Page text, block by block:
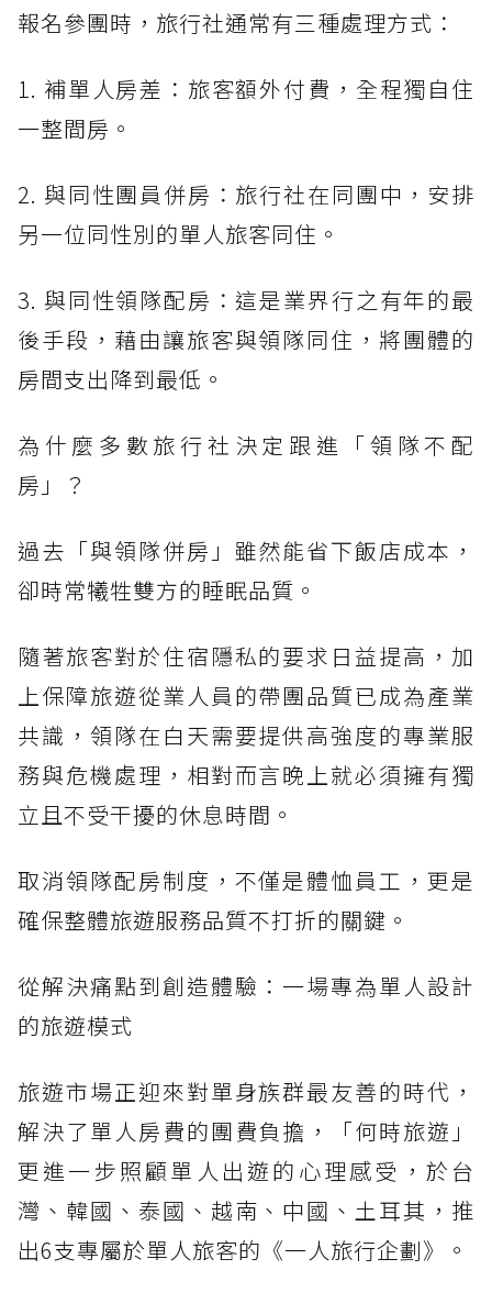
報名參團時，旅行社通常有三種處理方式：
1. 補單人房差：旅客額外付費，全程獨自住
一整間房。
2. 與同性團員併房：旅行社在同團中，安排
另一位同性別的單人旅客同住。
3. 與同性領隊配房：這是業界行之有年的最
後手段，藉由讓旅客與領隊同住，將團體的
房間支出降到最低。
為什麼多數旅行社決定跟進「領隊不配
房」？
過去「與領隊併房」雖然能省下飯店成本，
卻時常犧牲雙方的睡眠品質。
隨著旅客對於住宿隱私的要求日益提高，加
上保障旅遊從業人員的帶團品質已成為產業
共識，領隊在白天需要提供高強度的專業服
務與危機處理，相對而言晚上就必須擁有獨
立且不受干擾的休息時間。
取消領隊配房制度，不僅是體恤員工，更是
確保整體旅遊服務品質不打折的關鍵。
從解決痛點到創造體驗：一場專為單人設計
的旅遊模式
旅遊市場正迎來對單身族群最友善的時代，
解決了單人房費的團費負擔，「何時旅遊」
更進一步照顧單人出遊的心理感受，於台
灣、韓國、泰國、越南、中國、土耳其，推
出6支專屬於單人旅客的《一人旅行企劃》。